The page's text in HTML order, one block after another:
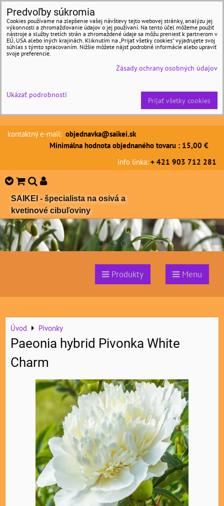
kontaktný e-mail: objednavka@saikei.sk
Minimálna hodnota objednaného tovaru : 15,00 €
info linka: + 421 903 712 281
SAIKEI - špecialista na osivá a
kvetinové cibuľoviny
Produkty Menu
Úvod Pivonky
Paeonia hybrid Pivonka White
Charm
Predvoľby súkromia
Cookies používame na zlepšenie vašej návštevy tejto webovej stránky, analýzu jej
výkonnosti a zhromažďovanie údajov o jej používaní. Na tento účel môžeme použiť
nástroje a služby tretích strán a zhromaždené údaje sa môžu preniesť k partnerom v
EÚ, USA alebo iných krajinách. Kliknutím na „Prijať všetky cookies“ vyjadrujete svoj
súhlas s týmto spracovaním. Nižšie môžete nájsť podrobné informácie alebo upraviť
svoje preferencie.
Zásady ochrany osobných údajov
Ukázať podrobnosti
Prijať všetky cookies